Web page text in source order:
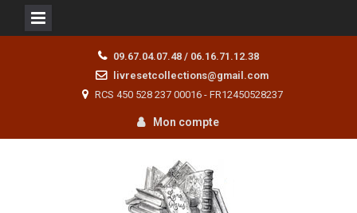
09.67.04.07.48 / 06.16.71.12.38
livresetcollections@gmail.com
RCS 450 528 237 00016 - FR12450528237
Mon compte